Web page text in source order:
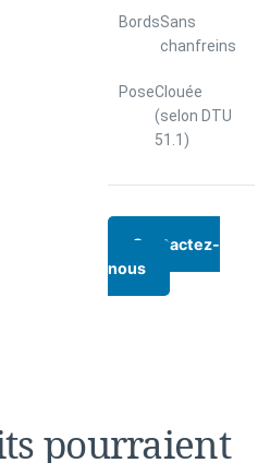
BordsSans
chanfreins
PoseClouée
(selon DTU
51.1)
Contactez-
nous
pourraient